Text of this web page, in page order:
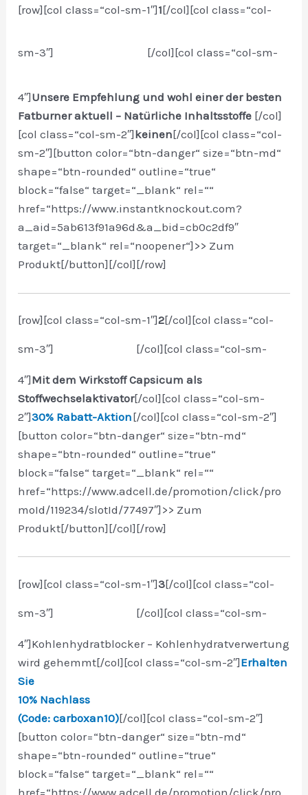
[row][col class=“col-sm-1″]1[/col][col class=“col-
sm-3″] [/col][col class=“col-sm-
4″]Unsere Empfehlung und wohl einer der besten
Fatburner aktuell – Natürliche Inhaltsstoffe [/col]
[col class=“col-sm-2″]keinen[/col][col class=“col-
sm-2″][button color=“btn-danger“ size=“btn-md“
shape=“btn-rounded“ outline=“true“
block=“false“ target=“_blank“ rel=““
href=“https://www.instantknockout.com?
a_aid=5ab613f91a96d&a_bid=cb0c2df9″
target=“_blank“ rel=“noopener“]>> Zum
Produkt[/button][/col][/row]
[row][col class=“col-sm-1″]2[/col][col class=“col-
sm-3″] [/col][col class=“col-sm-
4″]Mit dem Wirkstoff Capsicum als
Stoffwechselaktivator[/col][col class=“col-sm-
2″]30% Rabatt-Aktion[/col][col class=“col-sm-2″]
[button color=“btn-danger“ size=“btn-md“
shape=“btn-rounded“ outline=“true“
block=“false“ target=“_blank“ rel=““
href=“https://www.adcell.de/promotion/click/pro
moId/119234/slotId/77497″]>> Zum
Produkt[/button][/col][/row]
[row][col class=“col-sm-1″]3[/col][col class=“col-
sm-3″] [/col][col class=“col-sm-
4″]Kohlenhydratblocker – Kohlenhydratverwertung
wird gehemmt[/col][col class=“col-sm-2″]Erhalten
Sie
10% Nachlass
(Code: carboxan10)[/col][col class=“col-sm-2″]
[button color=“btn-danger“ size=“btn-md“
shape=“btn-rounded“ outline=“true“
block=“false“ target=“_blank“ rel=““
href=“https://www.adcell.de/promotion/click/pro